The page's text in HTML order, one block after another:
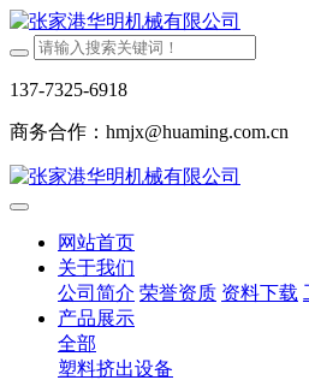
137-7325-6918
商务合作：hmjx@huaming.com.cn
网站首页
关于我们
公司简介 荣誉资质 资料下载
产品展示
全部
塑料挤出设备